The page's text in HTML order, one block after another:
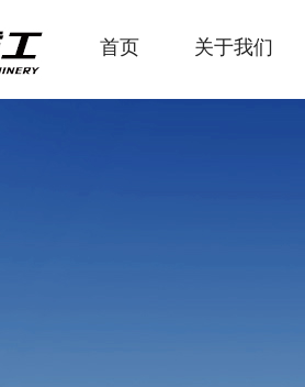
首页 关于我们